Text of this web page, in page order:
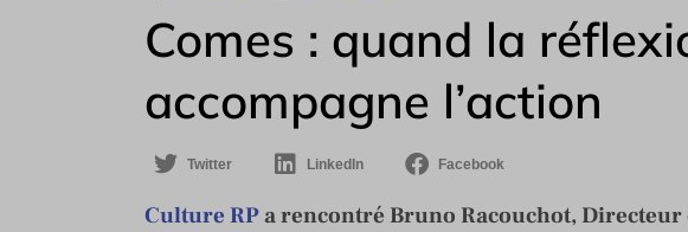
Comes : quand la
accompagne l’action
Twitter LinkedIn Facebook
Culture RPa rencontré Bruno Racouchot, Directeur